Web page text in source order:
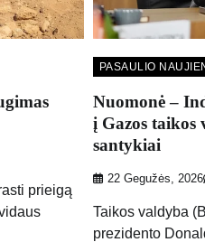
prieigą
PASAULIO
Nuomonė –
į Gazos
santykiai
22 Gegužės, 2026
Taikos valdyba
prezidento